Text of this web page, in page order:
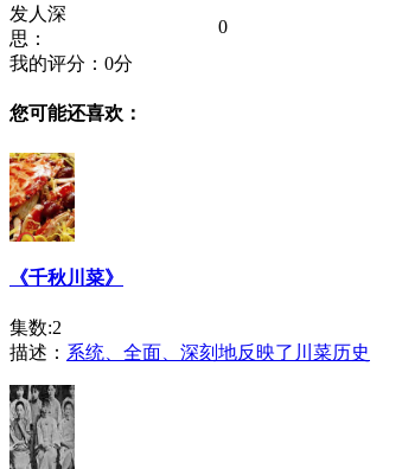
发人深
思：
0
我的评分： 0分
您可能还喜欢：
《千秋川菜》
集数:2
描述： 系统、全面、深刻地反映了川菜历史